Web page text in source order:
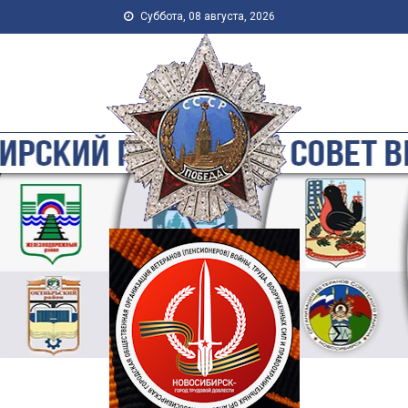
Суббота, 08 августа, 2026
Новосибирская Городская
Общественная Организация
Ветеранов-Пенсионеров
Войны, Труда, Военной
Службы и